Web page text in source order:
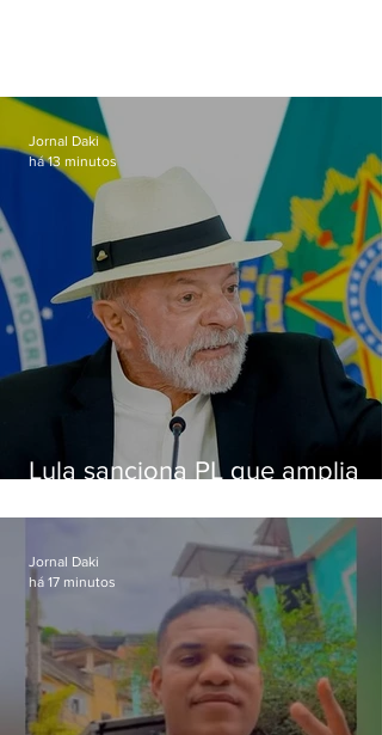
Lula sanciona PL que amplia
crianças
Jornal Daki
há 13 minutos
Jornal Daki
há 17 minutos